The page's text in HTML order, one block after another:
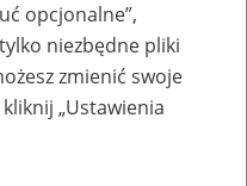
profili
firmy
opcjonalne”,
niezbędne pliki
zmienić swoje
„Ustawienia